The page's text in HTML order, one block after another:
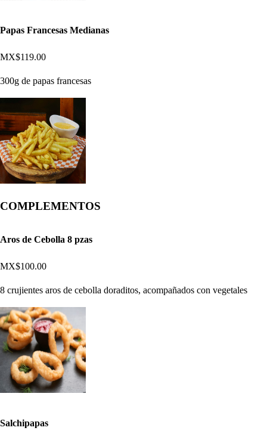
Papas Francesas Medianas
MX$119.00
300g de papas francesas
COMPLEMENTOS
Aros de Cebolla 8 pzas
MX$100.00
8 crujientes aros de cebolla doraditos, acompañados con vegetales
Salchipapas